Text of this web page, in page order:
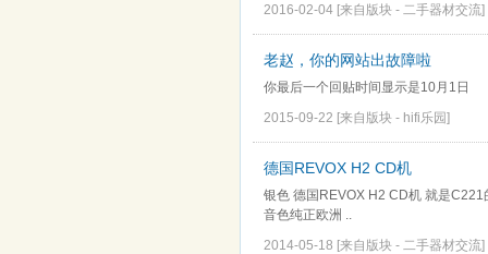
2016-02-04 [来自版块 - 二手器材交流]
老赵，你的网站出故障啦
你最后一个回贴时间显示是10月1日
2015-09-22 [来自版块 - hifi乐园]
德国REVOX H2 CD机
银色 德国REVOX H2 CD机 就是
音色纯正欧洲 ..
2014-05-18 [来自版块 - 二手器材交流]